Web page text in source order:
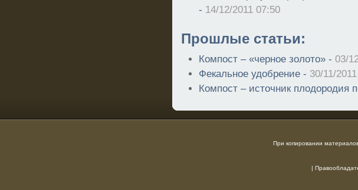
- 14/12/2011 07:50
Прошлые статьи:
Компост – «черное золото» -03/
Фекальное удобрение - 30/11/
Компост – источник плодородия
При копировании
|